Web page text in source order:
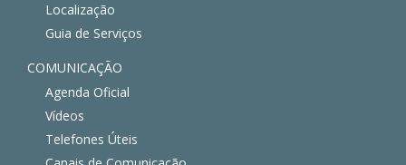
Localização
Guia de Serviços
COMUNICAÇÃO
Agenda Oficial
Vídeos
Telefones Úteis